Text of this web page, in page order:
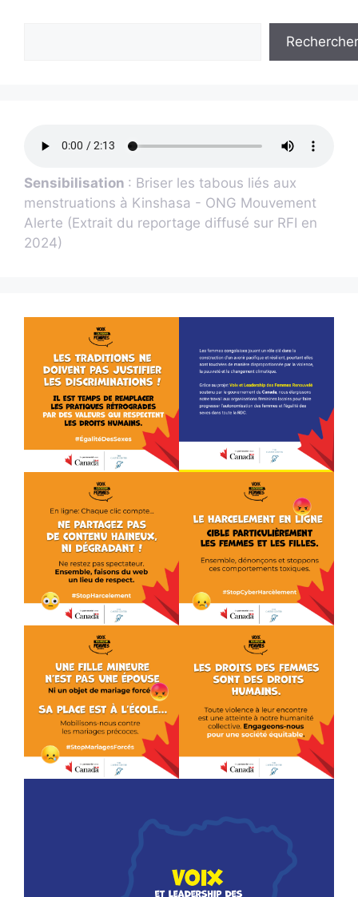
Rechercher
Sensibilisation : Briser les tabous liés aux
menstruations à Kinshasa - ONG Mouvement
Alerte (Extrait du reportage diffusé sur RFI en
2024)